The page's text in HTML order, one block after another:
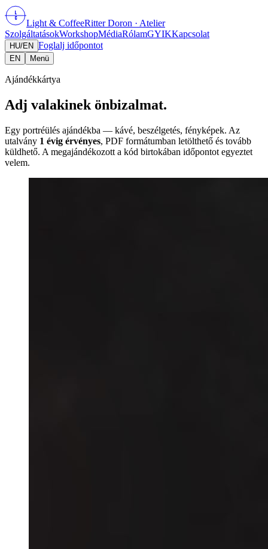
L
C
Light & CoffeeRitter Doron · Atelier
SzolgáltatásokWorkshopMédiaRólamGYIKKapcsolat
HU/EN Foglalj időpontot
EN Menü
Ajándékkártya
Adj valakinek önbizalmat.
Egy portréülés ajándékba — kávé, beszélgetés, fényképek. Az
utalvány 1 évig érvényes, PDF formátumban letölthető és tovább
küldhető. A megajándékozott a kód birtokában időpontot egyeztet
velem.